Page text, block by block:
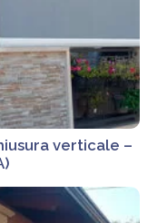
verticale –